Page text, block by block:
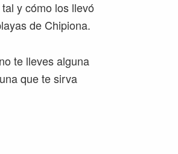
y cómo los llevó
de Chipiona.
te lleves alguna
que te sirva